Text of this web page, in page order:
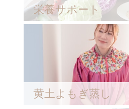
栄養サポート
黄土よもぎ蒸し